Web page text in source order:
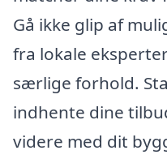
Gå ikke glip af
fra lokale
særlige forhold.
indhente dine
videre med dit